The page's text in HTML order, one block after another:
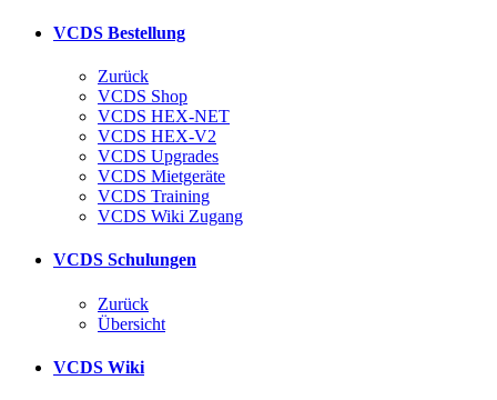
VCDS Bestellung
Zurück
VCDS Shop
VCDS HEX-NET
VCDS HEX-V2
VCDS Upgrades
VCDS Mietgeräte
VCDS Training
VCDS Wiki Zugang
VCDS Schulungen
Zurück
Übersicht
VCDS Wiki